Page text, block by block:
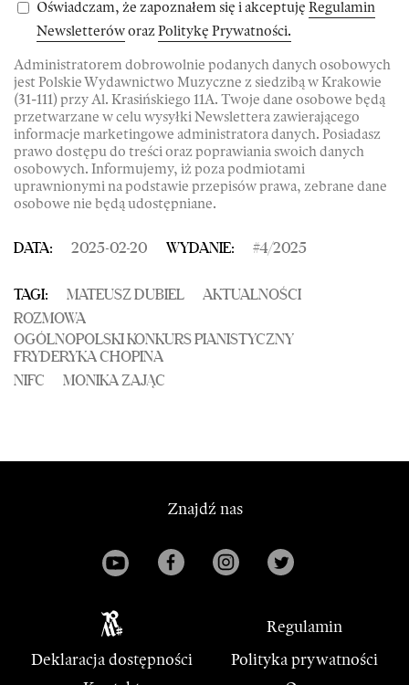
Oświadczam, że zapoznałem się i akceptuję Regulamin
NewsletteróworazPolitykę Prywatności.
Administratorem dobrowolnie podanych danych osobowych
jest Polskie Wydawnictwo Muzyczne z siedzibą w Krakowie
(31-111) przy Al. Krasińskiego 11A. Twoje dane osobowe będą
przetwarzane w celu wysyłki Newslettera zawierającego
informacje marketingowe administratora danych. Posiadasz
prawo dostępu do treści oraz poprawiania swoich danych
osobowych. Informujemy, iż poza podmiotami
uprawnionymi na podstawie przepisów prawa, zebrane dane
osobowe nie będą udostępniane.
DATA: 2025-02-20 WYDANIE: #4/2025
TAGI: MATEUSZ DUBIEL
AKTUALNOŚCI
ROZMOWA
OGÓLNOPOLSKI KONKURS PIANISTYCZNY
FRYDERYKA CHOPINA
NIFC
MONIKA ZAJĄC
Znajdź nas
Regulamin
Deklaracja dostępności
Polityka prywatności